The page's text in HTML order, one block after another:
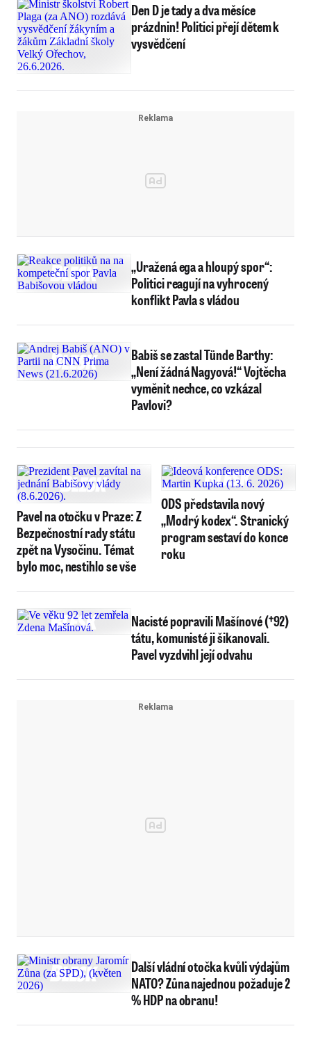
Den D je tady a dva měsíce
prázdnin! Politici přejí dětem k
vysvědčení
„Uražená ega a hloupý spor“:
Politici reagují na vyhrocený
konflikt Pavla s vládou
Babiš se zastal Tünde Barthy:
„Není žádná Nagyová!“ Vojtěcha
vyměnit nechce, co vzkázal
Pavlovi?
Pavel na otočku v Praze: Z
Bezpečnostní rady státu
zpět na Vysočinu. Témat
bylo moc, nestihlo se vše
ODS představila nový
„Modrý kodex“. Stranický
program sestaví do konce
roku
Nacisté popravili Mašínové (†92)
tátu, komunisté ji šikanovali.
Pavel vyzdvihl její odvahu
Další vládní otočka kvůli výdajům
NATO? Zůna najednou požaduje 2
% HDP na obranu!